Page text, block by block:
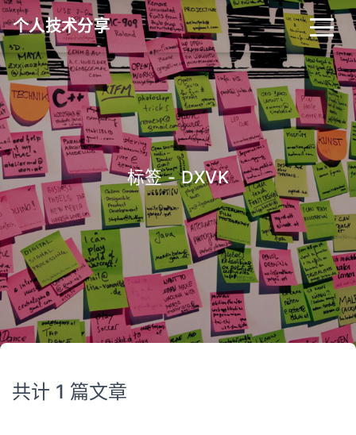
个人技术分享
首页 归档 分类
标签 关于 友链
RSS 搜索 关灯
标签 - DXVK
共计 1 篇文章